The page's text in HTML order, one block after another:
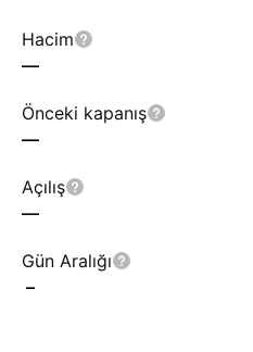
Hacim
—
Önceki kapanış
—
Açılış
—
Gün Aralığı
–